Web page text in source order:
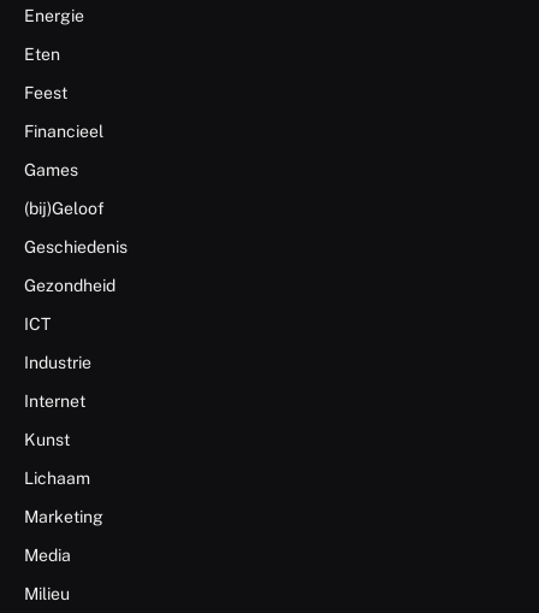
Energie
Eten
Feest
Financieel
Games
(bij)Geloof
Geschiedenis
Gezondheid
ICT
Industrie
Internet
Kunst
Lichaam
Marketing
Media
Milieu